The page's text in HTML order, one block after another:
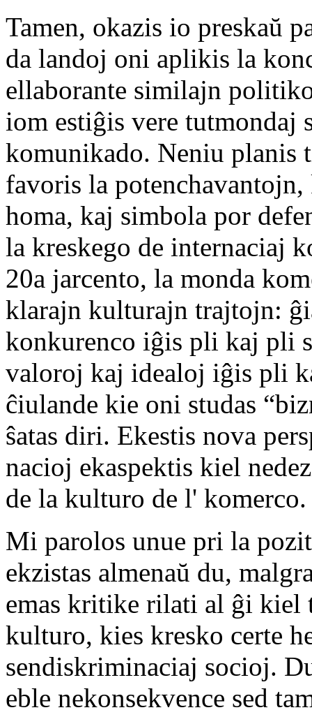
Tamen, okazis io preskaŭ
da landoj oni aplikis la
ellaborante similajn
iom estiĝis vere tutmondaj
komunikado. Neniu planis
favoris la
homa, kaj simbola por
la kreskego de internaciaj
20a jarcento, la monda
klarajn kulturajn trajtojn:
konkurenco iĝis pli kaj pli
valoroj kaj idealoj iĝis pli
ĉiulande kie oni studas
ŝatas diri. Ekestis nova
nacioj ekaspektis kiel
de la kulturo de l' komerco.
Mi parolos unue pri la
ekzistas almenaŭ du,
emas kritike rilati al ĝi kiel
kulturo, kies kresko certe
sendiskriminaciaj socioj.
eble nekonsekvence sed